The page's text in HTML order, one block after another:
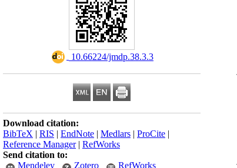
‎ 10.66224/jmdp.38.3.3
Download citation:
BibTeX | RIS | EndNote | Medlars | ProCite |
Reference Manager| RefWorks
Send citation to:
Mendeley
Zotero RefWorks